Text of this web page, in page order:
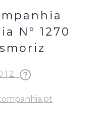
Nº 1270